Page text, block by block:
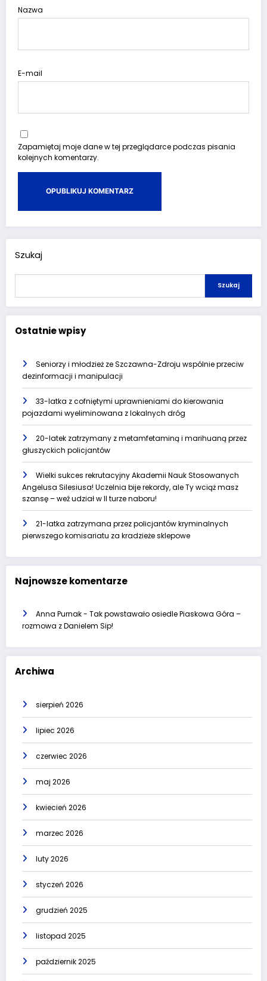
Nazwa
E-mail
Zapamiętaj moje dane w tej przeglądarce podczas pisania
kolejnych komentarzy.
Szukaj
Szukaj
Ostatnie wpisy
Seniorzy i młodzież ze Szczawna-Zdroju wspólnie przeciw
dezinformacji i manipulacji
33-latka z cofniętymi uprawnieniami do kierowania
pojazdami wyeliminowana z lokalnych dróg
20-latek zatrzymany z metamfetaminą i marihuaną przez
głuszyckich policjantów
Wielki sukces rekrutacyjny Akademii Nauk Stosowanych
Angelusa Silesiusa! Uczelnia bije rekordy, ale Ty wciąż masz
szansę – weź udział w II turze naboru!
21-latka zatrzymana przez policjantów kryminalnych
pierwszego komisariatu za kradzieże sklepowe
Najnowsze komentarze
Anna Purnak- Tak powstawało osiedle Piaskowa Góra –
rozmowa z Danielem Sip!
Archiwa
sierpień 2026
lipiec 2026
czerwiec 2026
maj 2026
kwiecień 2026
marzec 2026
luty 2026
styczeń 2026
grudzień 2025
listopad 2025
październik 2025